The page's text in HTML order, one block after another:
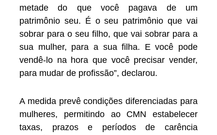
metade do que você pagava de um
patrimônio seu. É o seu patrimônio que vai
sobrar para o seu filho, que vai sobrar para a
sua mulher, para a sua filha. E você pode
vendê-lo na hora que você precisar vender,
para mudar de profissão”, declarou.
A medida prevê condições diferenciadas para
mulheres, permitindo ao CMN estabelecer
taxas, prazos e períodos de carência